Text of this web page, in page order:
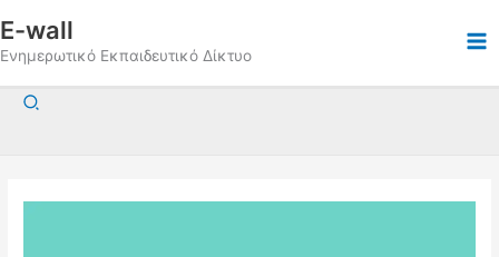
στο
περιεχόμενο
E-wall
Ενημερωτικό Εκπαιδευτικό Δίκτυο
Αναζήτηση